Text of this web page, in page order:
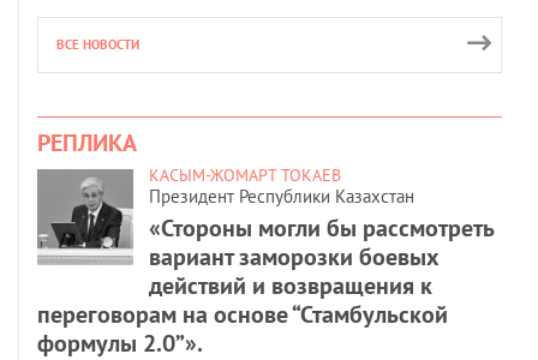
ВСЕ НОВОСТИ
РЕПЛИКА
КАСЫМ-ЖОМАРТ ТОКАЕВ
Президент Республики Казахстан
«Стороны могли бы рассмотреть
вариант заморозки боевых
действий и возвращения к
переговорам на основе “Стамбульской
формулы 2.0”».